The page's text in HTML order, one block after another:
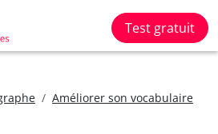
Test gratuit
Améliorer son vocabulaire